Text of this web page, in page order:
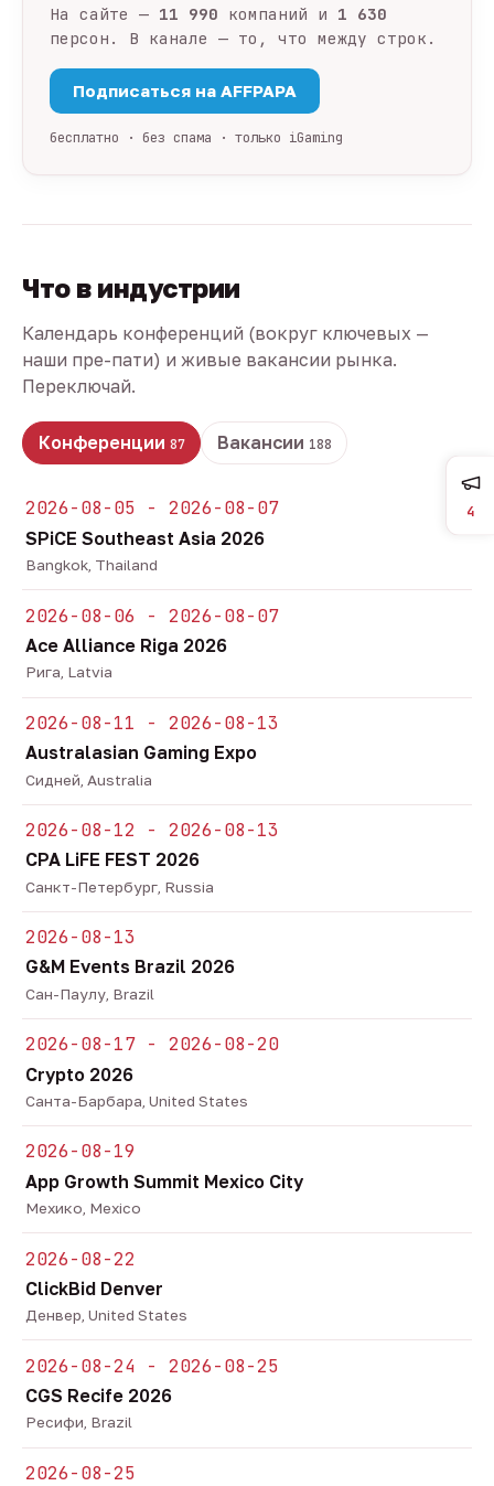
На сайте — 11 990 компаний и 1 630
персон. В канале — то, что между строк.
Подписаться на AFFPAPA
бесплатно · без спама · только iGaming
Что в индустрии
Календарь конференций (вокруг ключевых —
наши пре-пати) и живые вакансии рынка.
Переключай.
Конференции 87 Вакансии 188
2026-08-05 - 2026-08-07
SPiCE Southeast Asia 2026
Bangkok, Thailand
2026-08-06 - 2026-08-07
Ace Alliance Riga 2026
Рига, Latvia
2026-08-11 - 2026-08-13
Australasian Gaming Expo
Сидней, Australia
2026-08-12 - 2026-08-13
CPA LiFE FEST 2026
Санкт-Петербург, Russia
2026-08-13
G&M Events Brazil 2026
Сан-Паулу, Brazil
2026-08-17 - 2026-08-20
Crypto 2026
Санта-Барбара, United States
2026-08-19
App Growth Summit Mexico City
Мехико, Mexico
2026-08-22
ClickBid Denver
Денвер, United States
2026-08-24 - 2026-08-25
CGS Recife 2026
Ресифи, Brazil
2026-08-25
4